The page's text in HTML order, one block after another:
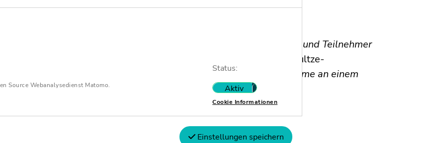
Neben den vorliegenden Datenschutzhinweisen für Teilnehmerinnen und Teilnehmer
unter www.schultze-
aufrufbaren Datenschutzhinweise für die Teilnahme an einem
Webex-Online-Meeting von Schultze & Braun, die jeder
Videokonferenzeinladung als DeepLink angehängt sind.
Welche rechtliche Begründung gibt es für die Verarbeitung?
Source Webanalysedienst Matomo.
Status:
Aktiv
Nicht aktiv
Cookie Informationen
Einstellungen speichern